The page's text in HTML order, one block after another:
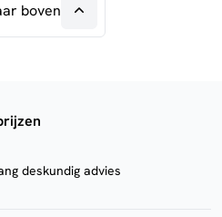
boven
deskundig advies